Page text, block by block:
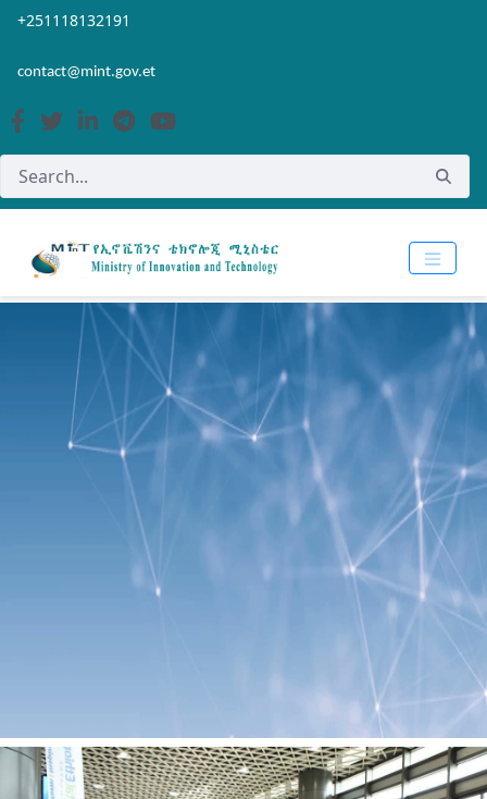
Skip to Main Content
Open Accessibility Menu
+251118132191
contact@mint.gov.et